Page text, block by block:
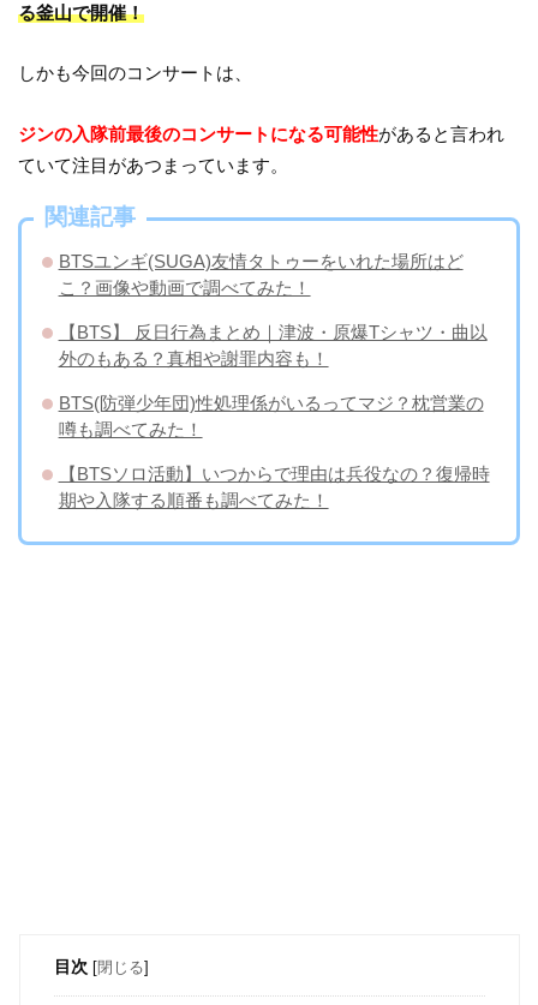
る釜山で開催！
しかも今回のコンサートは、
ジンの入隊前最後のコンサートになる可能性があると言われ
ていて注目があつまっています。
関連記事
BTSユンギ(SUGA)友情タトゥーをいれた場所はど
こ？画像や動画で調べてみた！
【BTS】 反日行為まとめ｜津波・原爆Tシャツ・曲以
外のもある？真相や謝罪内容も！
BTS(防弾少年団)性処理係がいるってマジ？枕営業の
噂も調べてみた！
【BTSソロ活動】いつからで理由は兵役なの？復帰時
期や入隊する順番も調べてみた！
目次 [閉じる]